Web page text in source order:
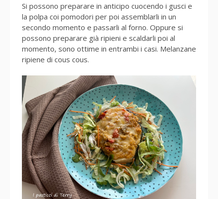
Si possono preparare in anticipo cuocendo i gusci e
la polpa coi pomodori per poi assemblarli in un
secondo momento e passarli al forno. Oppure si
possono preparare già ripieni e scaldarli poi al
momento, sono ottime in entrambi i casi. Melanzane
ripiene di cous cous.